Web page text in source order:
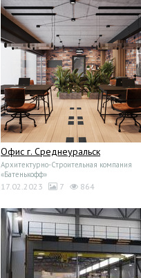
Офис г. Среднеуральск
Архитектурно-Строительная компания
«Батенькофф»
17.02.2023 7 864